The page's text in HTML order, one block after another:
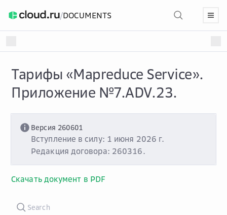
/DOCUMENTS
Тарифы «Mapreduce Service».
Приложение №7.ADV.23.
Версия 260601
Вступление в силу: 1 июня 2026 г.
Редакция договора: 260316.
Скачать документ в PDF